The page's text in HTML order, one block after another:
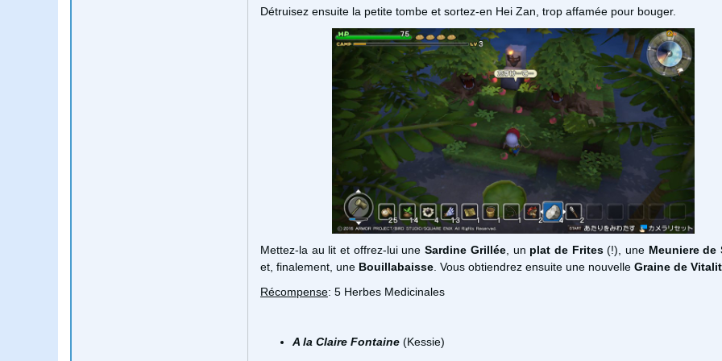
Détruisez ensuite la petite tombe et sortez-en Hei Zan, trop affamée pour bouger.
Mettez-la au lit et offrez-lui uneSardine Grillée, un plat de Frites(!), une Meuniere de
et, finalement, une Bouillabaisse. Vous obtiendrez ensuite une nouvelle Graine de
Récompense: 5 Herbes Medicinales
A la Claire Fontaine (Kessie)